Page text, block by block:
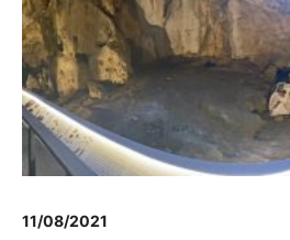
11/08/2021